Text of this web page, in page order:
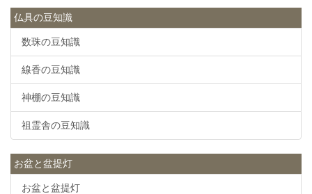
仏具の豆知識
数珠の豆知識
線香の豆知識
神棚の豆知識
祖霊舎の豆知識
お盆と盆提灯
お盆と盆提灯